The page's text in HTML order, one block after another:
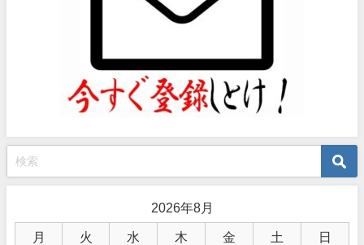
2026年8月
月 火 水 木 金 土 日